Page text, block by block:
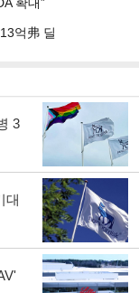
억弗 딜
3
대